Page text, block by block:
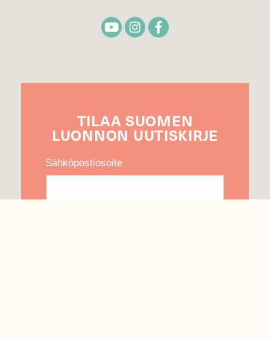
TILAA SUOMEN
LUONNON UUTIS­KIRJE
Sähköpostiosoite